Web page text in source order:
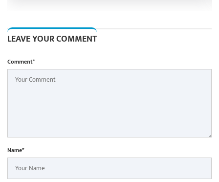
LEAVE YOUR COMMENT
Comment*
Name*